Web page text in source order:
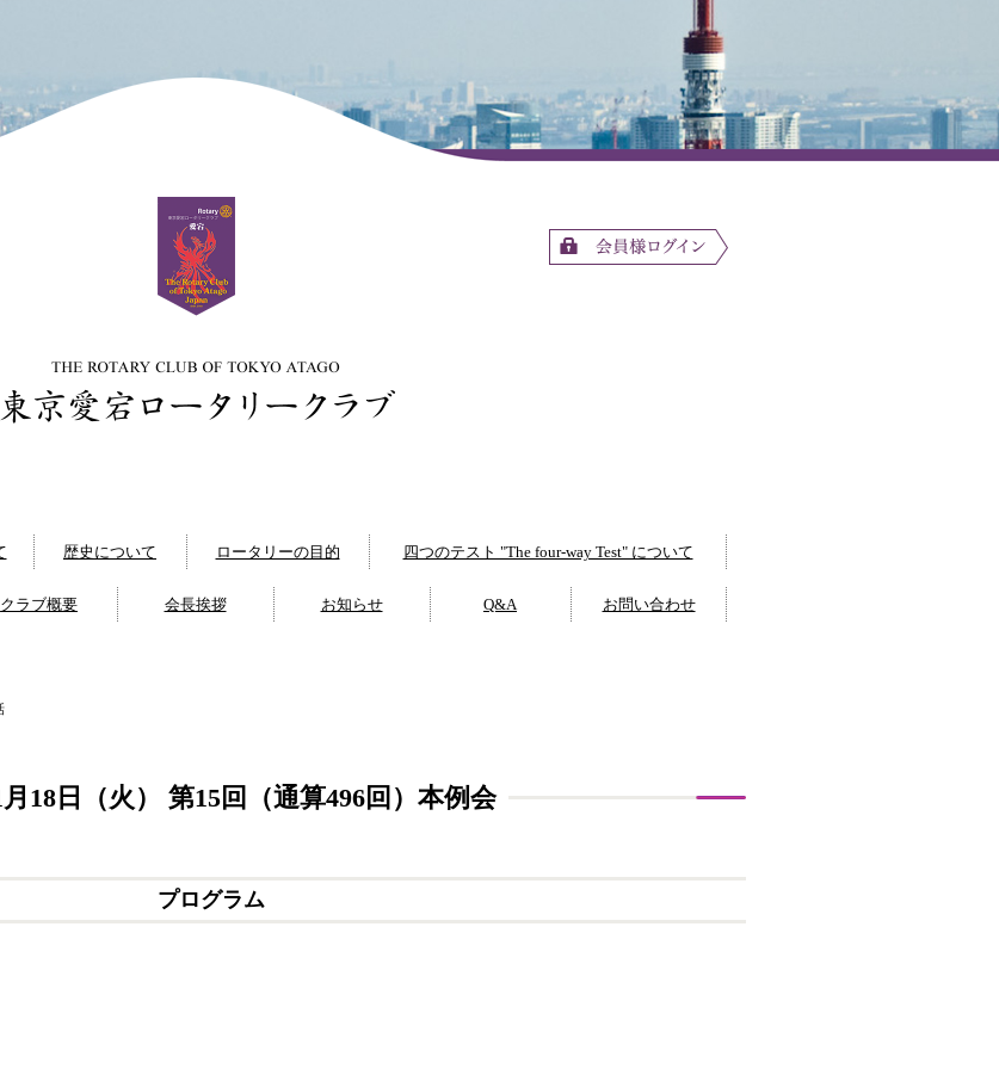
歴史について ロータリーの目的 四つのテスト "The four-way Test" について
クラブ概要 会長挨拶 お知らせ Q&A お問い合わせ
月18日（火） 第15回（通算496回）本例会
プログラム